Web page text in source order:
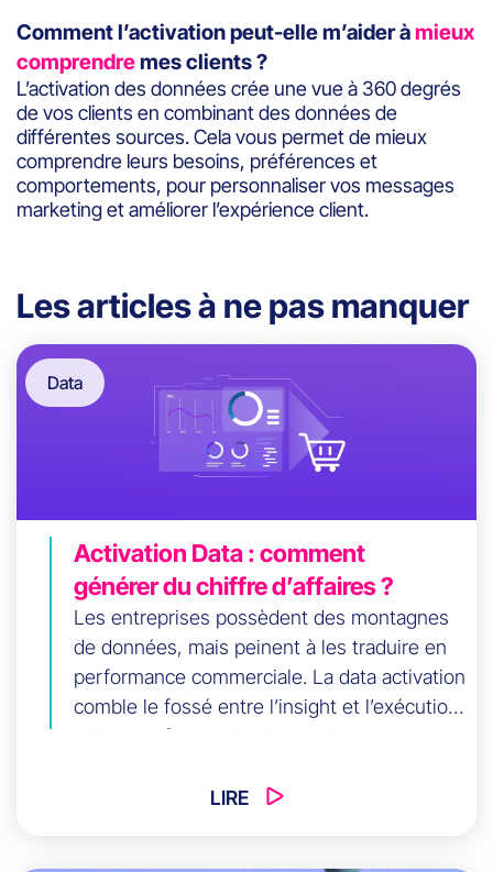
Comment l’activation peut-elle m’aider àmieux
comprendremes clients ?
L’activation des données crée une vue à 360 degrés
de vos clients en combinant des données de
différentes sources. Cela vous permet de mieux
comprendre leurs besoins, préférences et
comportements, pour personnaliser vos messages
marketing et améliorer l’expérience client.
Les articles à ne pas manquer
Data
Activation Data : comment
générer du chiffre d’affaires ?
Les entreprises possèdent des montagnes
de données, mais peinent à les traduire en
performance commerciale. La data activation
comble le fossé entre l’insight et l’exécution
: elle transforme des signaux bruts en
marketing et ventes. Cet article explique la
LIRE